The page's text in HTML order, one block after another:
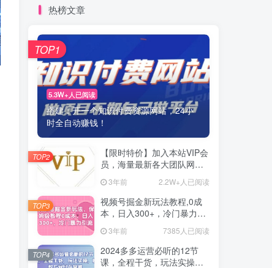
热榜文章
5.3W+人已阅读
搭建：开一个知识付费资源网站，24小
时全自动赚钱！
TOP1
【限时特价】加入本站VIP会
员，海量最新各大团队网赚
内部教程全免费，每天持续
更新！
3年前 2.2W+人已阅读
TOP2
视频号掘金新玩法教程,0成
本，日入300+，冷门暴力引
流 3年前 7385人已阅读
TOP3
2024多多运营必听的12节
课，全程干货，玩法实操，
TOP4